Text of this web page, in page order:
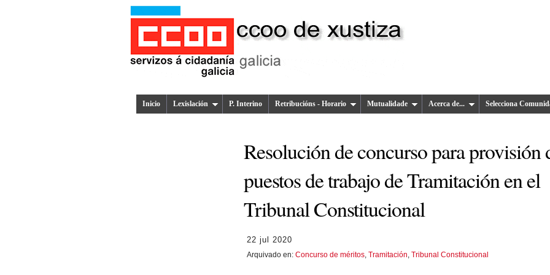
Inicio Lexislación P. Interino Retribucións - Horario Mutualidade Acerca de... Selecciona
Resolución de concurso para provisión
puestos de trabajo de Tramitación en el
Tribunal Constitucional
22 jul 2020
Arquivado en: Concurso de méritos Tramitación Tribunal Constitucional